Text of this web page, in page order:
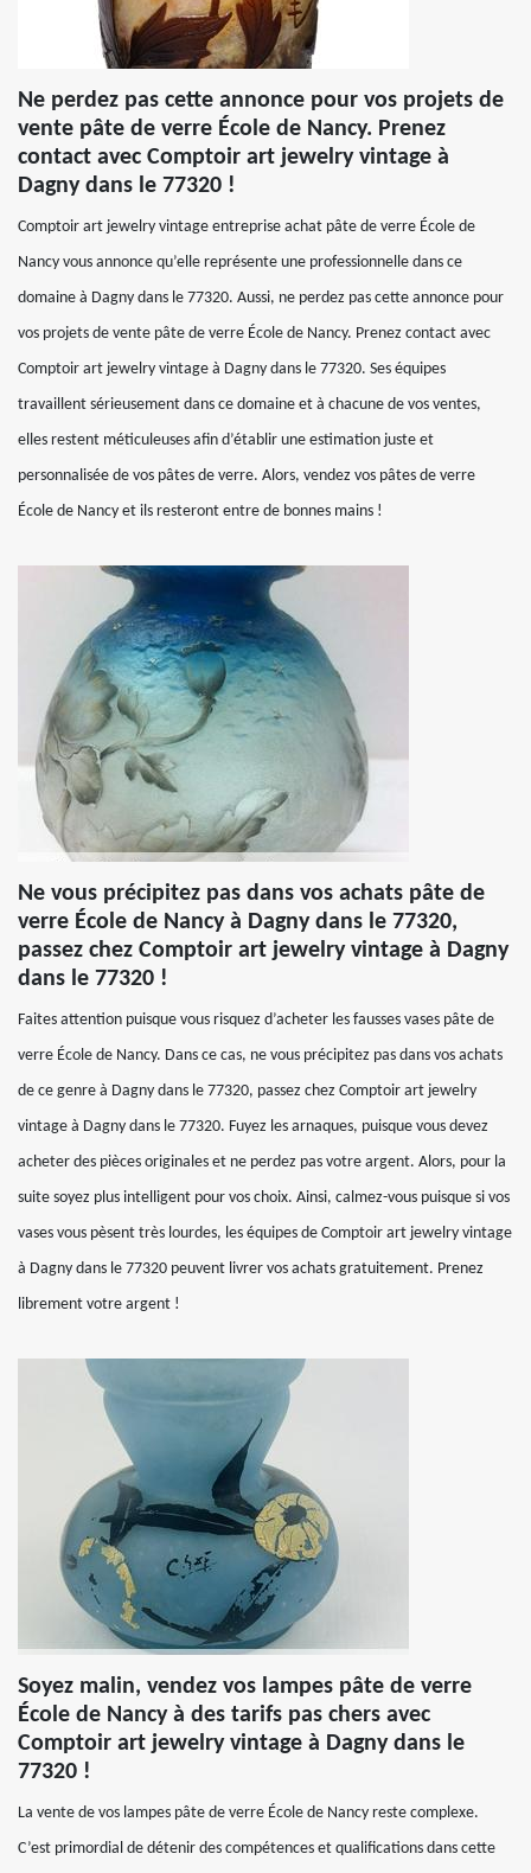
Ne perdez pas cette annonce pour vos projets de
vente pâte de verre École de Nancy. Prenez
contact avec Comptoir art jewelry vintage à
Dagny dans le 77320 !
Comptoir art jewelry vintage entreprise achat pâte de verre École de
Nancy vous annonce qu’elle représente une professionnelle dans ce
domaine à Dagny dans le 77320. Aussi, ne perdez pas cette annonce pour
vos projets de vente pâte de verre École de Nancy. Prenez contact avec
Comptoir art jewelry vintage à Dagny dans le 77320. Ses équipes
travaillent sérieusement dans ce domaine et à chacune de vos ventes,
elles restent méticuleuses afin d’établir une estimation juste et
personnalisée de vos pâtes de verre. Alors, vendez vos pâtes de verre
École de Nancy et ils resteront entre de bonnes mains !
Ne vous précipitez pas dans vos achats pâte de
verre École de Nancy à Dagny dans le 77320,
passez chez Comptoir art jewelry vintage à Dagny
dans le 77320 !
Faites attention puisque vous risquez d’acheter les fausses vases pâte de
verre École de Nancy. Dans ce cas, ne vous précipitez pas dans vos achats
de ce genre à Dagny dans le 77320, passez chez Comptoir art jewelry
vintage à Dagny dans le 77320. Fuyez les arnaques, puisque vous devez
acheter des pièces originales et ne perdez pas votre argent. Alors, pour la
suite soyez plus intelligent pour vos choix. Ainsi, calmez-vous puisque si vos
vases vous pèsent très lourdes, les équipes de Comptoir art jewelry vintage
à Dagny dans le 77320 peuvent livrer vos achats gratuitement. Prenez
librement votre argent !
Soyez malin, vendez vos lampes pâte de verre
École de Nancy à des tarifs pas chers avec
Comptoir art jewelry vintage à Dagny dans le
77320 !
La vente de vos lampes pâte de verre École de Nancy reste complexe.
C’est primordial de détenir des compétences et qualifications dans cette